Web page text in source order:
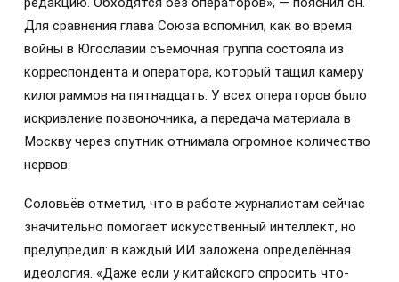
Для сравнения глава Союза вспомнил, как во время
войны в Югославии съёмочная группа состояла из
корреспондента и оператора, который тащил камеру
килограммов на пятнадцать. У всех операторов было
искривление позвоночника, а передача материала в
Москву через спутник отнимала огромное количество
нервов.
Соловьёв отметил, что в работе журналистам сейчас
значительно помогает искусственный интеллект, но
предупредил: в каждый ИИ заложена определённая
идеология. «Даже если у китайского спросить что-